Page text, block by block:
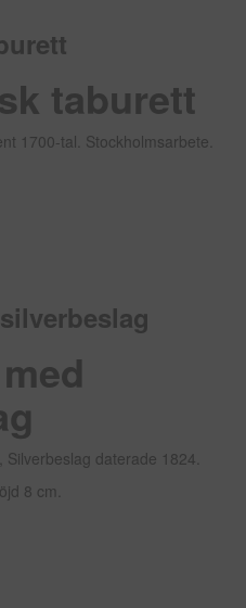
taburett
1700-tal. Stockholmsarbete.
daterade 1824.
8 cm.